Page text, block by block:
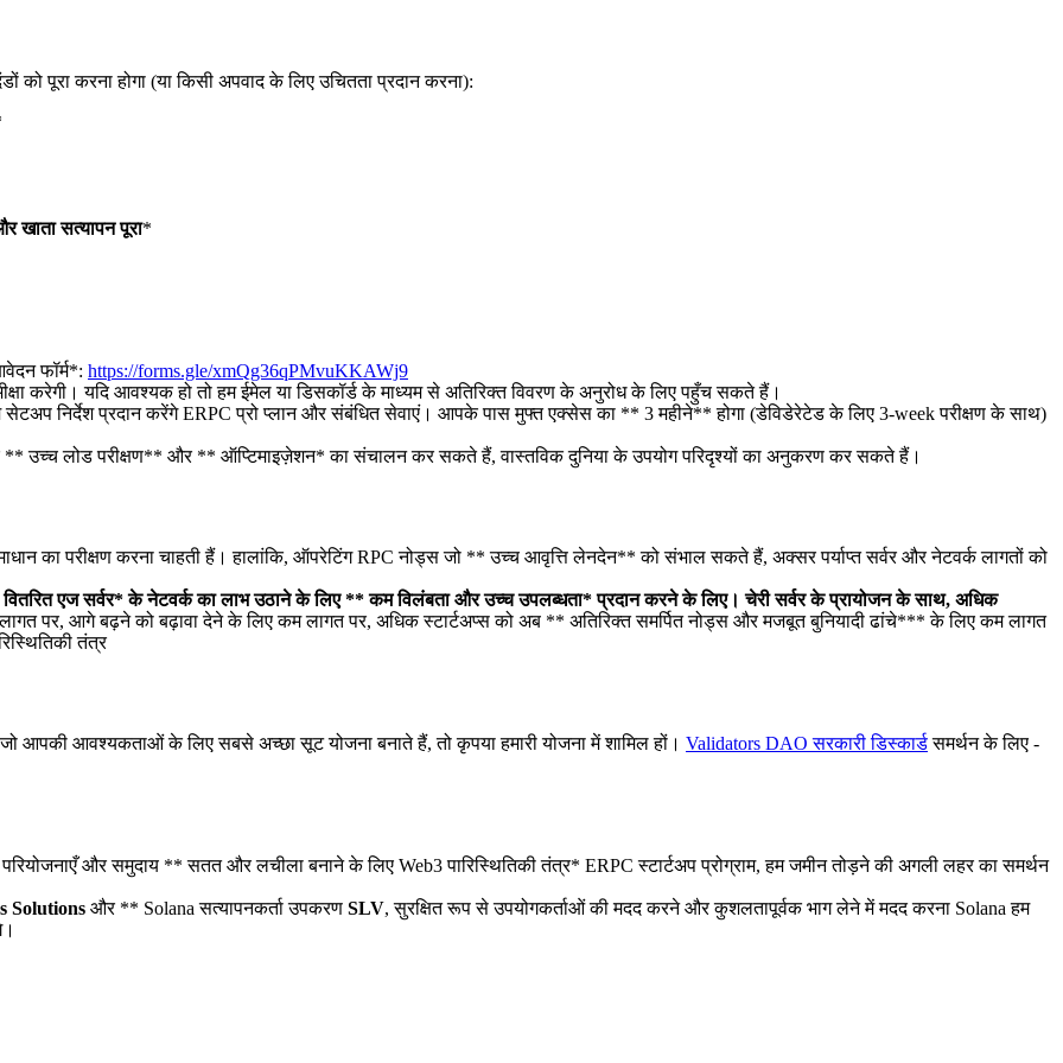
को पूरा करना होगा (या किसी अपवाद के लिए उचितता प्रदान करना):
खाता सत्यापन पूरा*
फॉर्म*: https://forms.gle/xmQg36qPMvuKKAWj9
करेगी। यदि आवश्यक हो तो हम ईमेल या डिसकॉर्ड के माध्यम से अतिरिक्त विवरण के अनुरोध के लिए पहुँच सकते हैं।
निर्देश प्रदान करेंगे ERPC प्रो प्लान और संबंधित सेवाएं। आपके पास मुफ्त एक्सेस का ** 3 महीने** होगा (डेविडेरेटेड के लिए 3-week परीक्षण के साथ)
** उच्च लोड परीक्षण** और ** ऑप्टिमाइज़ेशन* का संचालन कर सकते हैं, वास्तविक दुनिया के उपयोग परिदृश्यों का अनुकरण कर सकते हैं।
का परीक्षण करना चाहती हैं। हालांकि, ऑपरेटिंग RPC नोड्स जो ** उच्च आवृत्ति लेनदेन** को संभाल सकते हैं, अक्सर पर्याप्त सर्वर और नेटवर्क लागतों को
एज सर्वर* के नेटवर्क का लाभ उठाने के लिए ** कम विलंबता और उच्च उपलब्धता* प्रदान करने के लिए। चेरी सर्वर के प्रायोजन के साथ, अधिक
पर, आगे बढ़ने को बढ़ावा देने के लिए कम लागत पर, अधिक स्टार्टअप्स को अब ** अतिरिक्त समर्पित नोड्स और मजबूत बुनियादी ढांचे*** के लिए कम लागत
तंत्र
आपकी आवश्यकताओं के लिए सबसे अच्छा सूट योजना बनाते हैं, तो कृपया हमारी योजना में शामिल हों। Validators DAO सरकारी डिस्कार्डसमर्थन के लिए -
और समुदाय ** सतत और लचीला बनाने के लिए Web3 पारिस्थितिकी तंत्र* ERPC स्टार्टअप प्रोग्राम, हम जमीन तोड़ने की अगली लहर का समर्थन
Solutions और ** Solana सत्यापनकर्ता उपकरण SLV, सुरक्षित रूप से उपयोगकर्ताओं की मदद करने और कुशलतापूर्वक भाग लेने में मदद करना Solana हम